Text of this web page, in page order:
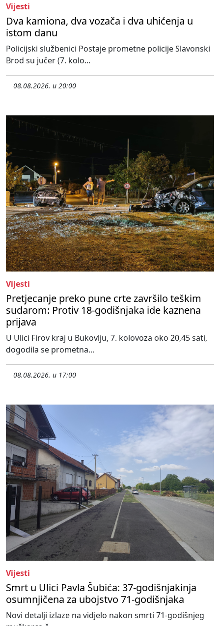
Vijesti
Dva kamiona, dva vozača i dva uhićenja u
istom danu
Policijski službenici Postaje prometne policije Slavonski
Brod su jučer (7. kolo...
08.08.2026. u 20:00
Vijesti
Pretjecanje preko pune crte završilo teškim
sudarom: Protiv 18-godišnjaka ide kaznena
prijava
U Ulici Firov kraj u Bukovlju, 7. kolovoza oko 20,45 sati,
dogodila se prometna...
08.08.2026. u 17:00
Vijesti
Smrt u Ulici Pavla Šubića: 37-godišnjakinja
osumnjičena za ubojstvo 71-godišnjaka
Novi detalji izlaze na vidjelo nakon smrti 71-godišnjeg